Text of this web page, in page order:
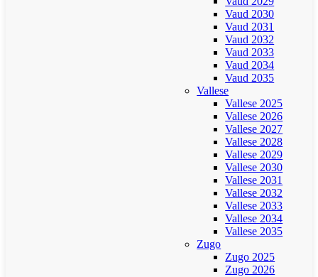
Vaud 2030
Vaud 2031
Vaud 2032
Vaud 2033
Vaud 2034
Vaud 2035
Vallese
Vallese 2025
Vallese 2026
Vallese 2027
Vallese 2028
Vallese 2029
Vallese 2030
Vallese 2031
Vallese 2032
Vallese 2033
Vallese 2034
Vallese 2035
Zugo
Zugo 2025
Zugo 2026